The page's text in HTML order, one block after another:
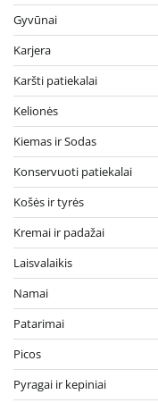
Gyvūnai
Karjera
Karšti patiekalai
Kelionės
Kiemas ir Sodas
Konservuoti patiekalai
Košės ir tyrės
Kremai ir padažai
Laisvalaikis
Namai
Patarimai
Picos
Pyragai ir kepiniai